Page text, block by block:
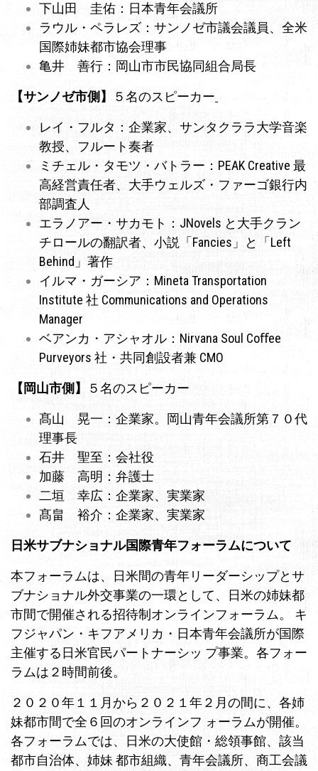
下山田 圭佑：日本青年会議所
ラウル・ペラレズ：サンノゼ市議会議員、全米
国際姉妹都市協会理事
亀井 善行：岡山市市民協同組合局長
【サンノゼ市側】 ５名のスピーカー
レイ・フルタ：企業家、サンタクララ大学音楽
教授、フルート奏者
ミチェル・タモツ・バトラー：PEAK Creative 最
高経営責任者、大手ウェルズ・ファーゴ銀行内
部調査人
エラノアー・サカモト：JNovels と大手クラン
チロールの翻訳者、小説「Fancies」と「Left
Behind」著作
イルマ・ガーシア：Mineta Transportation
Institute 社 Communications and Operations
Manager
ベアンカ・アシャオル：Nirvana Soul Coﬀee
Purveyors 社・共同創設者兼 CMO
【岡山市側】 ５名のスピーカー
髙山 晃一：企業家。岡山青年会議所第７０代
理事長
石井 聖至：会社役
加藤 高明：弁護士
二垣 幸広：企業家、実業家
髙畠 裕介：企業家、実業家
日米サブナショナル国際青年フォーラムについて
本フォーラムは、日米間の青年リーダーシップとサ
ブナショナル外交事業の一環として、日米の姉妹都
市間で開催される招待制オンラインフォーラム。 キ
フジャパン・キフアメリカ・日本青年会議所が国際
主催する日米官民パートナーシッ プ事業。各フォー
ラムは２時間前後。
２０２０年１１月から２０２１年２月の間に、各姉
妹都市間で全６回のオンラインフ ォーラムが開催。
各フォーラムでは、日米の大使館・総領事館、該当
都市自治体、姉妹 都市組織、青年会議所、商工会議